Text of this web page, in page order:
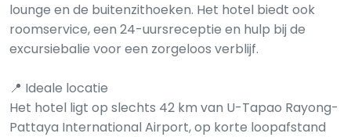
lounge en de buitenzithoeken. Het hotel biedt ook
roomservice, een 24-uursreceptie en hulp bij de
excursiebalie voor een zorgeloos verblijf.
📍 Ideale locatie
Het hotel ligt op slechts 42 km van U-Tapao Rayong-
Pattaya International Airport, op korte loopafstand